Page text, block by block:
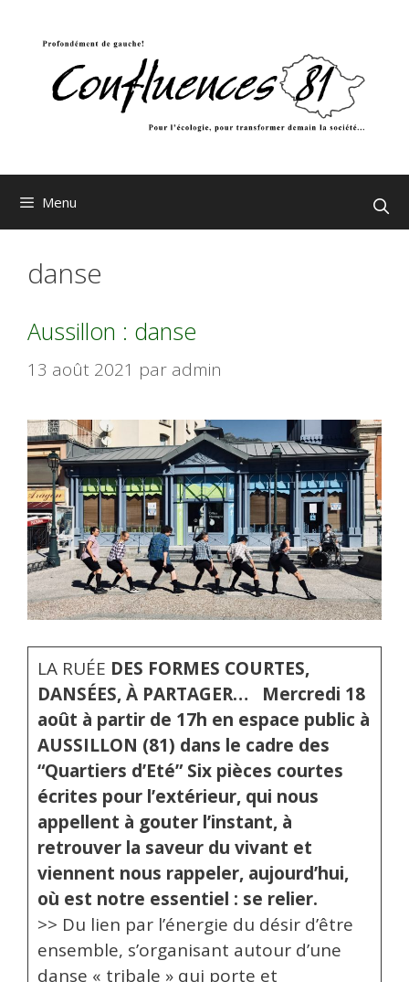
Menu
danse
Aussillon : danse
13 août 2021 par admin
LA RUÉE DES FORMES COURTES,
DANSÉES, À PARTAGER…
Mercredi 18
août à partir de 17h en espace public à
AUSSILLON (81) dans le cadre des
“Quartiers d’Eté” Six pièces courtes
écrites pour l’extérieur, qui nous
appellent à gouter l’instant, à
retrouver la saveur du vivant et
viennent nous rappeler, aujourd’hui,
où est notre essentiel : se relier.
>> Du lien par l’énergie du désir d’être
ensemble, s’organisant autour d’une
danse « tribale » qui porte et